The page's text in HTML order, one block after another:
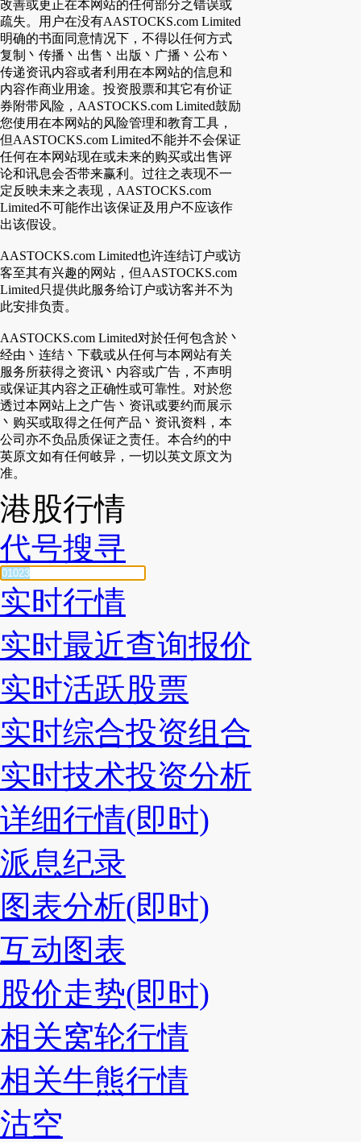
改善或更正在本网站的任何部分之错误或
疏失。用户在没有AASTOCKS.com Limited
明确的书面同意情况下，不得以任何方式
复制丶传播丶出售丶出版丶广播丶公布丶
传递资讯内容或者利用在本网站的信息和
内容作商业用途。投资股票和其它有价证
券附带风险，AASTOCKS.com Limited鼓励
您使用在本网站的风险管理和教育工具，
但AASTOCKS.com Limited不能并不会保证
任何在本网站现在或未来的购买或出售评
论和讯息会否带来赢利。过往之表现不一
定反映未来之表现，AASTOCKS.com
Limited不可能作出该保证及用户不应该作
出该假设。
AASTOCKS.com Limited也许连结订户或访
客至其有兴趣的网站，但AASTOCKS.com
Limited只提供此服务给订户或访客并不为
此安排负责。
AASTOCKS.com Limited对於任何包含於丶
经由丶连结丶下载或从任何与本网站有关
服务所获得之资讯丶内容或广告，不声明
或保证其内容之正确性或可靠性。对於您
透过本网站上之广告丶资讯或要约而展示
丶购买或取得之任何产品丶资讯资料，本
公司亦不负品质保证之责任。本合约的中
英原文如有任何岐异，一切以英文原文为
准。
港股行情
代号搜寻
实时行情
实时最近查询报价
实时活跃股票
实时综合投资组合
实时技术投资分析
详细行情(即时)
派息纪录
图表分析(即时)
互动图表
股价走势(即时)
相关窝轮行情
相关牛熊行情
沽空